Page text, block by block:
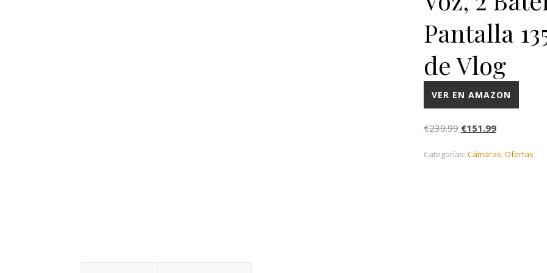
Pantalla
de Vlog
VER EN AMAZON
€239.99 El precio original era:
€151.99El precio
Categorías: Cámaras,Ofertas